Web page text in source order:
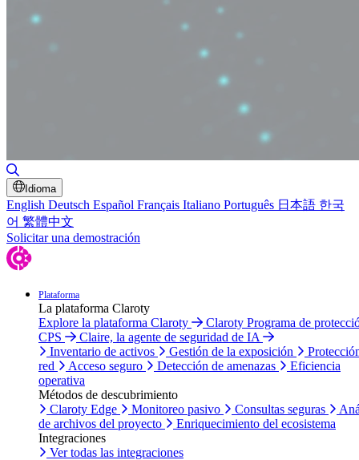
Idioma
English Deutsch Español Français Italiano Português 日本語 한국
어 繁體中文
Solicitar una demostración
Plataforma
La plataforma Claroty
Explore la plataforma Claroty
Claroty Programa de
CPS
Claire, la agente de seguridad de IA
Inventario de activos
Gestión de la exposición
red
Acceso seguro Detección de amenazas
Eficiencia
operativa
Métodos de descubrimiento
Claroty Edge
Monitoreo pasivo Consultas seguras
de archivos del proyecto
Enriquecimiento del ecosistema
Integraciones
Ver todas las integraciones